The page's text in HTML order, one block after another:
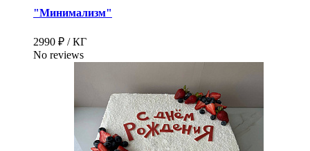
"Минимализм"
2990 ₽ / КГ
No reviews